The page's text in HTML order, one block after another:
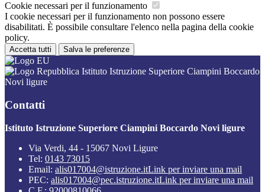
Cookie necessari per il funzionamento
I cookie necessari per il funzionamento non possono essere
disabilitati. È possibile consultare l'elenco nella pagina della cookie
policy.
Accetta tutti Salva le preferenze
Istituto Istruzione Superiore Ciampini Boccardo
Novi ligure
Contatti
Istituto Istruzione Superiore Ciampini Boccardo Novi ligure
Via Verdi, 44 - 15067 Novi Ligure
Tel: 0143 73015
Email: alis017004@istruzione.itLink per inviare una mail
PEC: alis017004@pec.istruzione.itLink per inviare una mail